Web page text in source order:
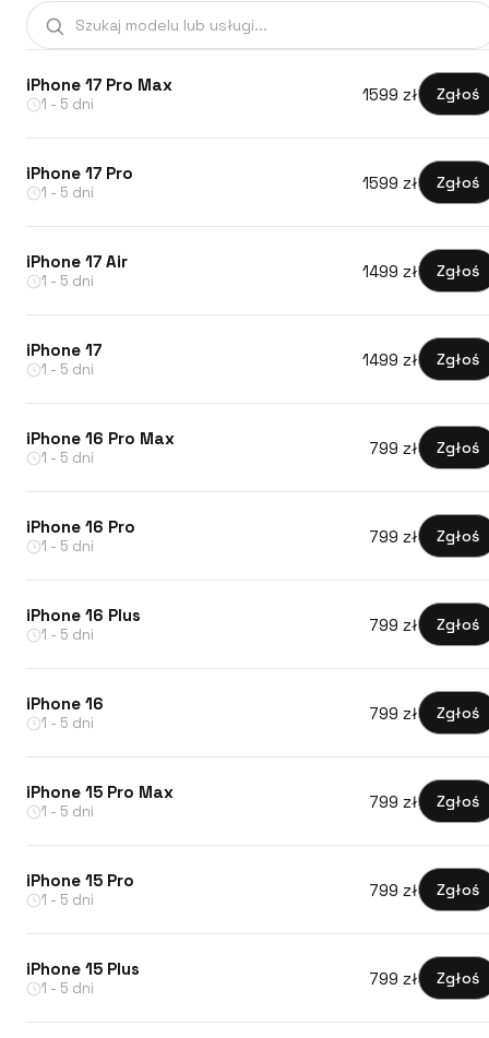
iPhone 17 Pro Max
1 - 5 dni 1599 zł Zgłoś
iPhone 17 Pro
1 - 5 dni 1599 zł Zgłoś
iPhone 17 Air
1 - 5 dni 1499 zł Zgłoś
iPhone 17
1 - 5 dni 1499 zł Zgłoś
iPhone 16 Pro Max
1 - 5 dni 799 zł Zgłoś
iPhone 16 Pro
1 - 5 dni 799 zł Zgłoś
iPhone 16 Plus
1 - 5 dni 799 zł Zgłoś
iPhone 16
1 - 5 dni 799 zł Zgłoś
iPhone 15 Pro Max
1 - 5 dni 799 zł Zgłoś
iPhone 15 Pro
1 - 5 dni 799 zł Zgłoś
iPhone 15 Plus
1 - 5 dni 799 zł Zgłoś